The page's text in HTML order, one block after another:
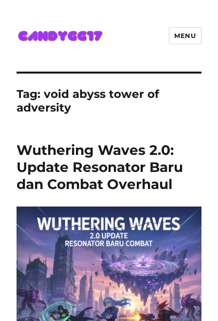
Hadir Semakin Mantap Jackpot
MENU
Tag:void abyss tower of
adversity
Wuthering Waves 2.0:
Update Resonator Baru
dan Combat Overhaul